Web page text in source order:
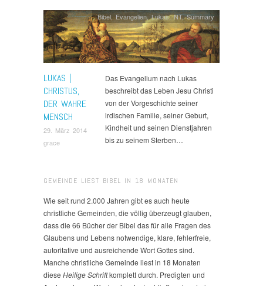
LUKAS |
CHRISTUS,
DER WAHRE
MENSCH
29. März 2014
grace
Bibel,Evangelien,Lukas,NT,Summary
Das Evangelium nach Lukas
beschreibt das Leben Jesu Christi
von der Vorgeschichte seiner
irdischen Familie, seiner Geburt,
Kindheit und seinen Dienstjahren
bis zu seinem Sterben…
GEMEINDE LIEST BIBEL IN 18 MONATEN
Wie seit rund 2.000 Jahren gibt es auch heute
christliche Gemeinden, die völlig überzeugt glauben,
dass die 66 Bücher der Bibel das für alle Fragen des
Glaubens und Lebens notwendige, klare, fehlerfreie,
autoritative und ausreichende Wort Gottes sind.
Manche christliche Gemeinde liest in 18 Monaten
diese Heilige Schriftkomplett durch. Predigten und